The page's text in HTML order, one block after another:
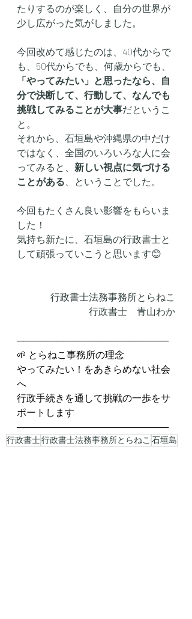
たりするのが楽しく、自分の世界が
少し広がった気がしました。
今回改めて感じたのは、40代からで
も、50代からでも、何歳からでも、
「やってみたい」と思ったなら、自
分で決断して、行動して、なんでも
挑戦してみることが大事だというこ
と。
それから、石垣島や沖縄県の中だけ
ではなく、全国のいろいろな人に会
ってみると、 新しい視点に気づける
ことがある 、ということでした。
今回もたくさん良い影響をもらいま
した！
気持ち新たに、石垣島の行政書士と
して頑張っていこうと思います😊
行政書士法務事務所とらねこ
行政書士　青山わか
───────────────────────
🌱 とらねこ事務所の理念
やってみたい！をあきらめない社会
へ
行政手続きを通して挑戦の一歩をサ
ポートします
───────────────────────
行政書士行政書士法務事務所とらねこ 石垣島